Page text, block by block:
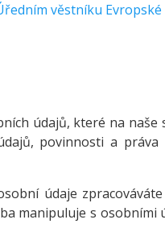
věstníku Evropské
údajů, které na naše
povinnosti a práva
údaje
manipuluje s osobními